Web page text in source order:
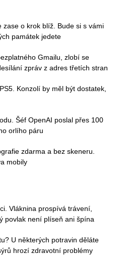
zase o krok blíž. Bude si s vámi
památek jedete
Gmailu, zlobí se
zpráv z adres třetích stran
Konzolí by měl být dostatek,
Šéf OpenAI poslal přes 100
orlího páru
zdarma a bez skeneru.
mobily
Vláknina prospívá trávení,
povlak není plíseň ani špína
U některých potravin děláte
hrozí zdravotní problémy